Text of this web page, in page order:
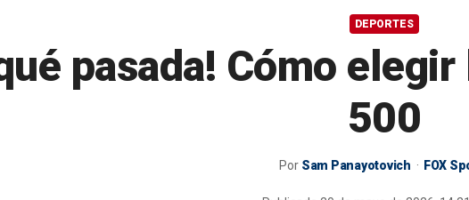
DEPORTES
pasada! Cómo
500
Por Sam Panayotovich FOX